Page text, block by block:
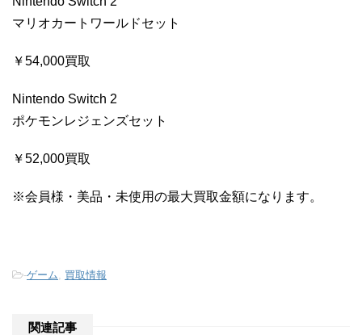
マリオカートワールドセット
￥54,000買取
Nintendo Switch 2
ポケモンレジェンズセット
￥52,000買取
※会員様・美品・未使用の最大買取金額になります。
-ゲーム 買取情報
関連記事